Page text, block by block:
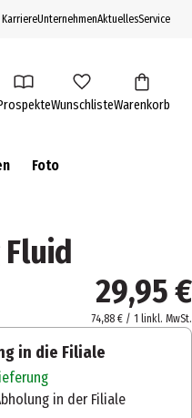
KarriereUnternehmenAktuellesService
WunschlisteWarenkorb
Foto
Fluid
29,95 €
74,88 € / 1 linkl. MwSt.
in die Filiale
in der Filiale